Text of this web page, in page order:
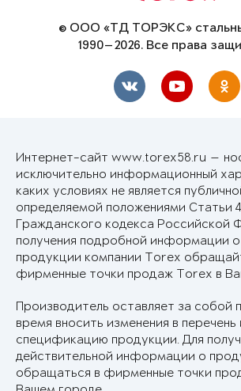
© ООО «ТД ТОРЭКС»
1990—2026. Все права
Интернет-сайт www.torex58.ru —
исключительно информационный
каких условиях не является
определяемой положениями Статьи
Гражданского кодекса Российской
получения подробной информации
продукции компании Torex
фирменные точки продаж Torex в
Производитель оставляет за собой
время вносить изменения в перечень
спецификацию продукции. Для
действительной информации о
обращаться в фирменные точки